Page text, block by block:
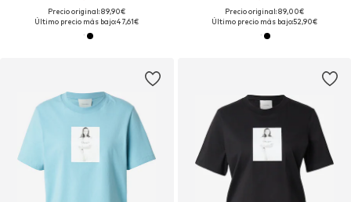
Precio original: 89,90€
Último precio más bajo:47,61€
Precio original: 89,00€
Último precio más bajo:52,90€